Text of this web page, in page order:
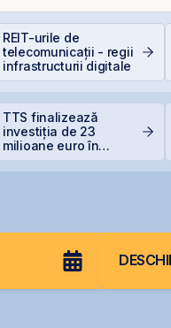
REIT-urile de
telecomunicații - regii
infrastructurii digitale
TTS finalizează
investiția de 23
milioane euro în